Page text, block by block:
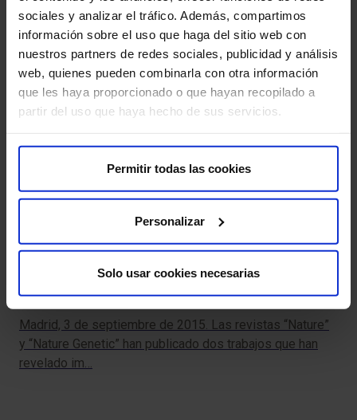
sociales y analizar el tráfico. Además, compartimos
información sobre el uso que haga del sitio web con
nuestros partners de redes sociales, publicidad y análisis
web, quienes pueden combinarla con otra información
que les haya proporcionado o que hayan recopilado a
partir del uso que haya hecho de sus servicios.
Permitir todas las cookies
Personalizar
Solo usar cookies necesarias
Otras noticias relacionadas
Los Dres. Jorge Solís y Leticia Fdez. Friera,
de HM CIEC, coordinadores del estudio que
descubre al gen DCHS1 como el causa
Madrid, 3 de septiembre de 2015. Las revistas “Nature”
y “Nature Genetic” han publicado dos trabajos que han
revelado im…